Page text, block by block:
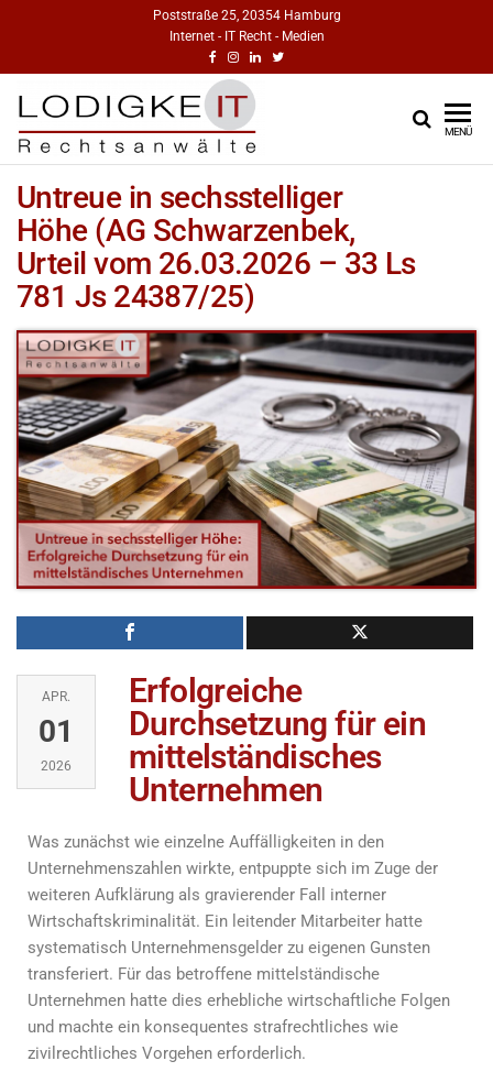
Poststraße 25, 20354 Hamburg
Internet - IT Recht - Medien
FÜR
MEDIEN | DR.
LODIGKEIT
HAMBURG |
Markenrecht
MENÜ
Untreue in sechsstelliger
Höhe (AG Schwarzenbek,
Urteil vom 26.03.2026 – 33 Ls
781 Js 24387/25)
APR.
01
2026
Erfolgreiche
Durchsetzung für ein
mittelständisches
Unternehmen
Was zunächst wie einzelne Auffälligkeiten in den
Unternehmenszahlen wirkte, entpuppte sich im Zuge der
weiteren Aufklärung als gravierender Fall interner
Wirtschaftskriminalität. Ein leitender Mitarbeiter hatte
systematisch Unternehmensgelder zu eigenen Gunsten
transferiert. Für das betroffene mittelständische
Unternehmen hatte dies erhebliche wirtschaftliche Folgen
und machte ein konsequentes strafrechtliches wie
zivilrechtliches Vorgehen erforderlich.